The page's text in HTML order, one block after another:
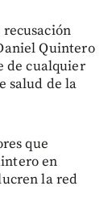
Quintero
de cualquier
salud de la
que
en
la red